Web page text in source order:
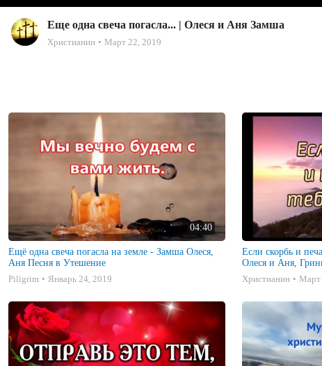
Еще одна свеча погасла... | Олеся и Аня Замша
Христианин Март 22, 2019
04:40
Ещё одна свеча погасла на земле - Замша Олеся,
Аня Песня в Утешение
Piligrim
Январь 24, 2019
Если скорбь и
Олеся и Аня,
Христианин
Март